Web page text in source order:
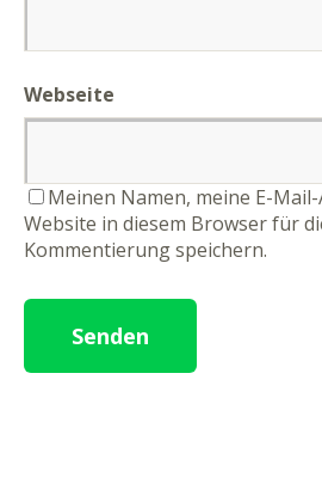
Webseite
Meinen Namen, meine E-
Website in diesem Browser für
Kommentierung speichern.